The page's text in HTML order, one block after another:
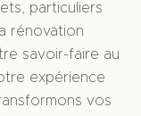
particuliers
rénovation
savoir-faire au
expérience
vos